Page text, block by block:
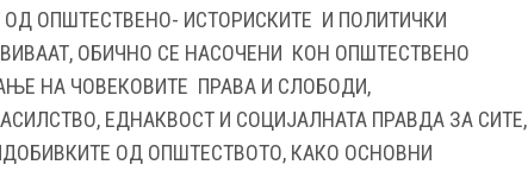
ОПШТЕСТВЕНО- ИСТОРИСКИТЕ И ПОЛИТИЧКИ
ОБИЧНО СЕ НАСОЧЕНИ КОН ОПШТЕСТВЕНО
НА ЧОВЕКОВИТЕ ПРАВА И СЛОБОДИ,
ЕДНАКВОСТ И СОЦИЈАЛНАТА ПРАВДА ЗА СИТЕ,
ОД ОПШТЕСТВОТО, КАКО ОСНОВНИ